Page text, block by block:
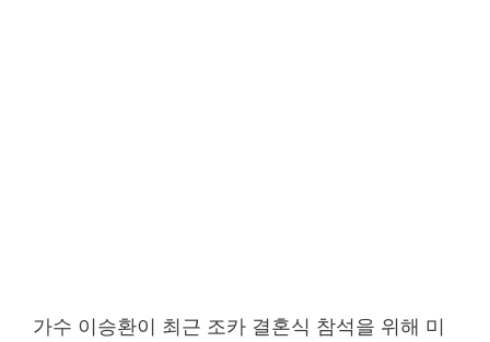
가수 이승환이 최근 조카 결혼식 참석을 위해 미